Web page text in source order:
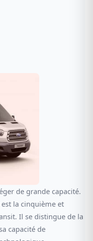
de grande capacité.
la cinquième et
Il se distingue de la
capacité de